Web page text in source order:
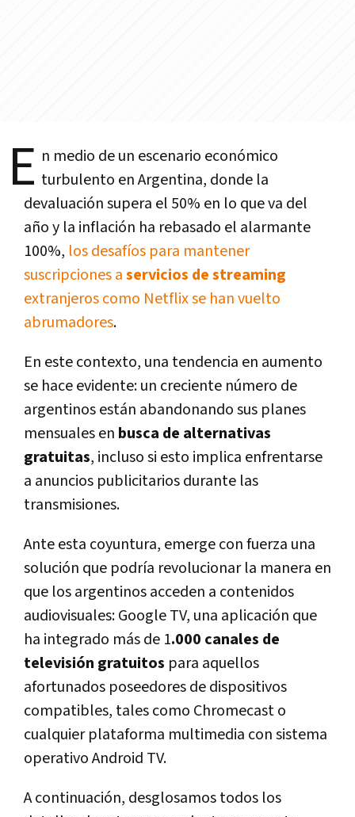
E n medio de un escenario económico
turbulento en Argentina, donde la
devaluación supera el 50% en lo que va del
año y la inflación ha rebasado el alarmante
100%, los desafíos para mantener
suscripciones aservicios de streaming
extranjeros como Netflix se han vuelto
abrumadores.
En este contexto, una tendencia en aumento
se hace evidente: un creciente número de
argentinos están abandonando sus planes
mensuales en busca de alternativas
gratuitas, incluso si esto implica enfrentarse
a anuncios publicitarios durante las
transmisiones.
Ante esta coyuntura, emerge con fuerza una
solución que podría revolucionar la manera en
que los argentinos acceden a contenidos
audiovisuales: Google TV, una aplicación que
ha integrado más de 1.000 canales de
televisión gratuitos para aquellos
afortunados poseedores de dispositivos
compatibles, tales como Chromecast o
cualquier plataforma multimedia con sistema
operativo Android TV.
A continuación, desglosamos todos los